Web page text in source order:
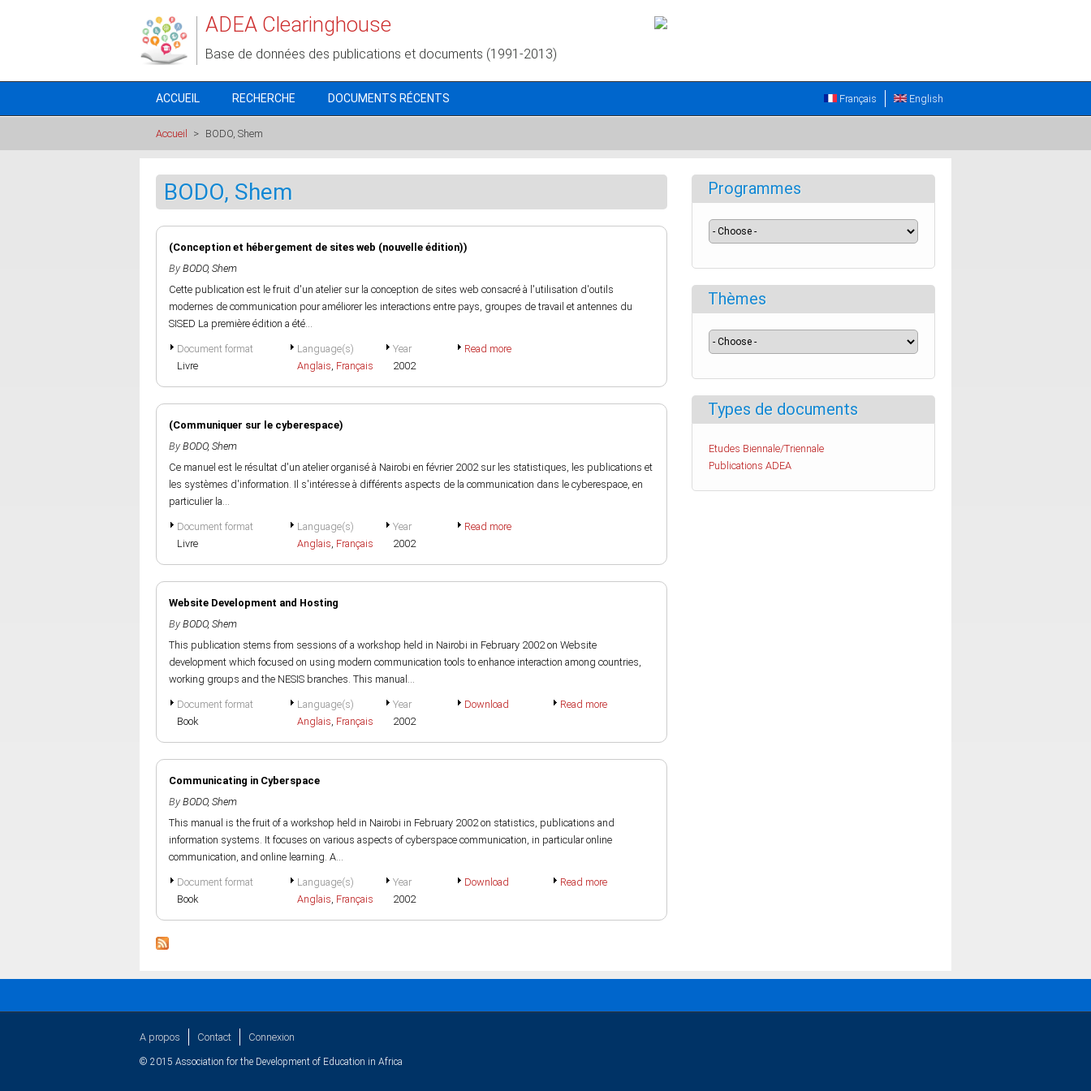
ADEA Clearinghouse
Base de données des publications et documents (1991-2013)
ACCUEIL RECHERCHE DOCUMENTS RÉCENTS English
Français
Accueil > BODO, Shem
BODO, Shem
(Conception et hébergement de sites web (nouvelle édition))
By BODO, Shem
Cette publication est le fruit d'un atelier sur la conception de sites web consacré à l'utilisation d'outils
modernes de communication pour améliorer les interactions entre pays, groupes de travail et antennes du
SISED La première édition a été...
Document format
Livre
Language(s)
Anglais, Français
Year
2002
Read more
(Communiquer sur le cyberespace)
By BODO, Shem
Ce manuel est le résultat d'un atelier organisé à Nairobi en février 2002 sur les statistiques, les publications et
les systèmes d'information. Il s'intéresse à différents aspects de la communication dans le cyberespace, en
particulier la...
Document format
Livre
Language(s)
Anglais, Français
Year
2002
Read more
Website Development and Hosting
By BODO, Shem
This publication stems from sessions of a workshop held in Nairobi in February 2002 on Website
development which focused on using modern communication tools to enhance interaction among countries,
working groups and the NESIS branches. This manual...
Document format
Book
Language(s)
Anglais, Français
Year
2002
Download Read more
Communicating in Cyberspace
By BODO, Shem
This manual is the fruit of a workshop held in Nairobi in February 2002 on statistics, publications and
information systems. It focuses on various aspects of cyberspace communication, in particular online
communication, and online learning. A...
Document format
Book
Language(s)
Anglais, Français
Year
2002
Download Read more
Programmes
Thèmes
Types de documents
Etudes Biennale/Triennale
Publications ADEA
A propos Contact Connexion
© 2015 Association for the Development of Education in Africa